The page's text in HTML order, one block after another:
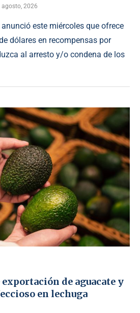
agosto, 2026
anunció este miércoles que ofrece
dólares en recompensas por
al arresto y/o condena de los
exportación de aguacate y
en lechuga